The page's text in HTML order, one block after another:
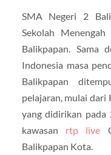
SMA Negeri 2
Sekolah
Balikpapan. Sama
Indonesia masa
Balikpapan
pelajaran, mulai dari
yang didirikan pada
kawasan rtp live
Balikpapan Kota.